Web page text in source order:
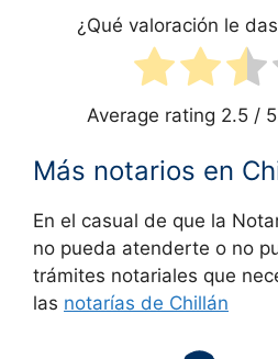
¿Qué valoración le
Average rating 2.5 /
Más notarios en
En el casual de que la
no pueda atenderte o no
trámites notariales que
las notarías de Chillán